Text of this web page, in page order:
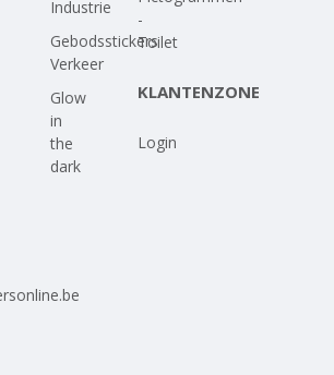
Industrie
Gebodsstickers
Verkeer
Glow
in
the
dark
-
Toilet
KLANTENZONE
Login